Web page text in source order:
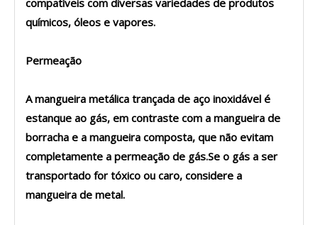
compatíveis com diversas variedades de produtos
químicos, óleos e vapores.
Permeação
A mangueira metálica trançada de aço inoxidável é
estanque ao gás, em contraste com a mangueira de
borracha e a mangueira composta, que não evitam
completamente a permeação de gás.Se o gás a ser
transportado for tóxico ou caro, considere a
mangueira de metal.